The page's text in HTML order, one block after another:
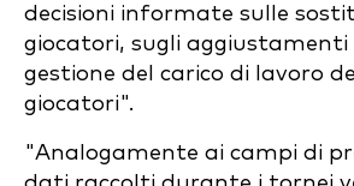
decisioni informate sulle
giocatori, sugli
gestione del carico di lavoro
giocatori".
"Analogamente ai campi di